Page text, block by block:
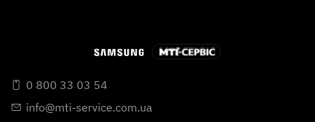
0 800 33 03 54
info@mti-service.com.ua